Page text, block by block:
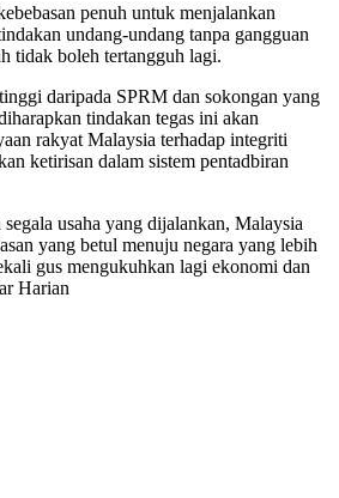
penuh untuk menjalankan
undang-undang tanpa gangguan
tidak boleh tertangguh lagi.
daripada SPRM dan sokongan yang
tindakan tegas ini akan
rakyat Malaysia terhadap integriti
ketirisan dalam sistem pentadbiran
usaha yang dijalankan, Malaysia
yang betul menuju negara yang lebih
gus mengukuhkan lagi ekonomi dan
Harian